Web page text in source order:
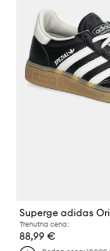
Trenutna cena:
88,99 €